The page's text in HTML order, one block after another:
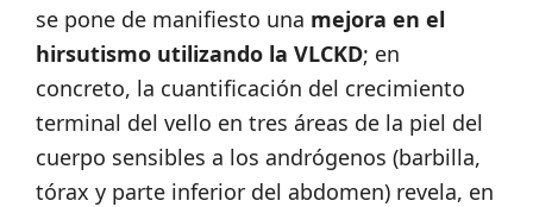
se pone de manifiesto una mejora en el
hirsutismo utilizando la VLCKD; en
concreto, la cuantificación del crecimiento
terminal del vello en tres áreas de la piel del
cuerpo sensibles a los andrógenos (barbilla,
tórax y parte inferior del abdomen) revela, en